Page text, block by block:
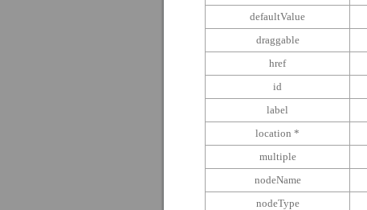
defaultValue
draggable
href
id
label
location *
multiple
nodeName
nodeType